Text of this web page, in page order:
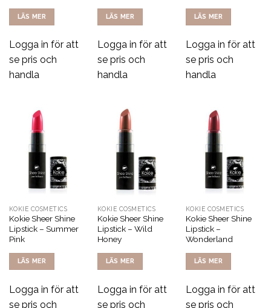
LÄS MER
Logga in för att
se pris och
handla
LÄS MER
Logga in för att
se pris och
handla
LÄS MER
Logga in för att
se pris och
handla
KOKIE COSMETICS
Kokie Sheer Shine
Lipstick – Summer
Pink
LÄS MER
Logga in för att
se pris och
KOKIE COSMETICS
Kokie Sheer Shine
Lipstick – Wild
Honey
LÄS MER
Logga in för att
se pris och
KOKIE COSMETICS
Kokie Sheer Shine
Lipstick –
Wonderland
LÄS MER
Logga in för att
se pris och